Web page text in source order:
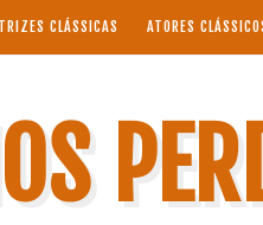
CLÁSSICAS ATORES